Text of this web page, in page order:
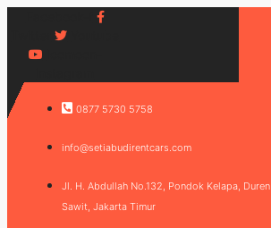
0877 5730 5758
info@setiabudirentcars.com
Jl. H. Abdullah No.132, Pondok Kelapa, Duren
Sawit, Jakarta Timur